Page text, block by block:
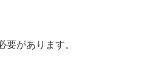
があります。